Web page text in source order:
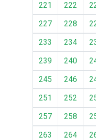
221
222
227
228
233
234
239
240
245
246
251
252
257
258
263
264